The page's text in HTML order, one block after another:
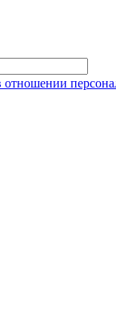
отношении